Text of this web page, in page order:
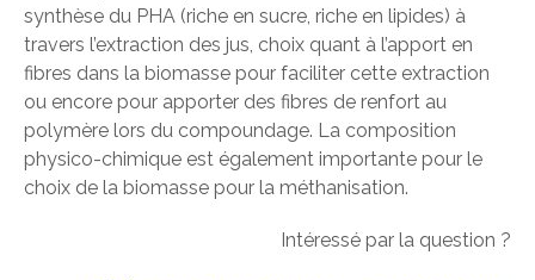
synthèse du PHA (riche en sucre, riche en lipides) à
travers l’extraction des jus, choix quant à l’apport en
fibres dans la biomasse pour faciliter cette extraction
ou encore pour apporter des fibres de renfort au
polymère lors du compoundage. La composition
physico-chimique est également importante pour le
choix de la biomasse pour la méthanisation.
Intéressé par la question ?